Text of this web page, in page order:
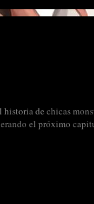
de chicas
el próximo